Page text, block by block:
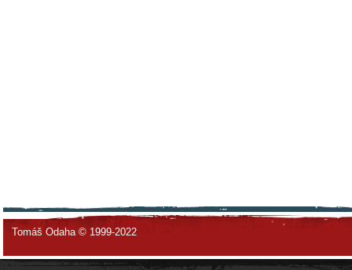
Tomáš Odaha © 1999-2022